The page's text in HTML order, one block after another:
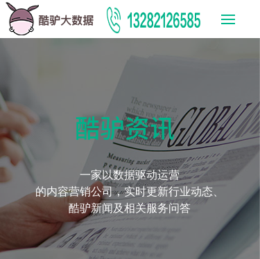
一家以数据驱动运营
的内容营销公司，实时更新行业动态、
酷驴新闻及相关服务问答
酷驴资讯